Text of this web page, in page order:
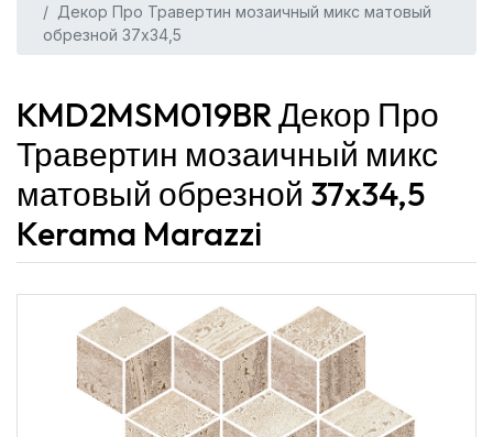
Декор Про Травертин мозаичный микс матовый
обрезной 37x34,5
KMD2MSM019BR Декор Про
Травертин мозаичный микс
матовый обрезной 37x34,5
Kerama Marazzi